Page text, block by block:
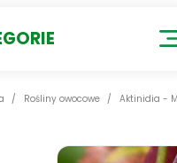
Rośliny owocowe Aktinidia -